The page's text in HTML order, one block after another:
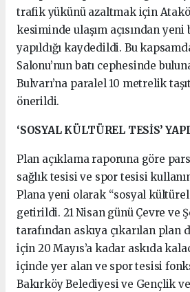
trafik yükünü azaltmak için
kesiminde ulaşım açısından
yapıldığı kaydedildi. Bu
Salonu’nun batı cephesinde
Bulvarı’na paralel 10 metrelik
önerildi.
‘SOSYAL KÜLTÜREL TESİS’
Plan açıklama raporuna göre
sağlık tesisi ve spor tesisi
Plana yeni olarak “sosyal
getirildi. 21 Nisan günü Çevre ve
tarafından askıya çıkarılan
için 20 Mayıs’a kadar askıda
içinde yer alan ve spor tesisi
Bakırköy Belediyesi ve Gençlik